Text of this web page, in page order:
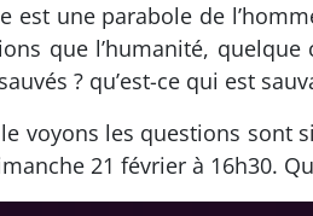
est une parabole de
que l’humanité,
? qu’est-ce qui est
voyons les questions sont
21 février à 16h30.